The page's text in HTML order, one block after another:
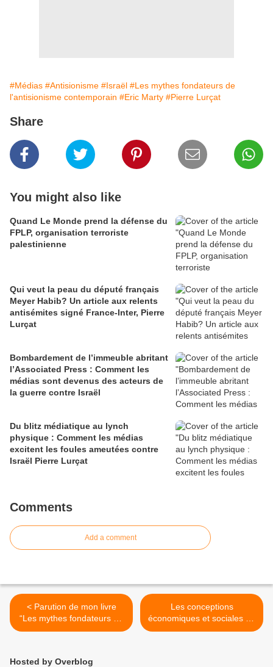
#Médias #Antisionisme #Israël #Les mythes fondateurs de
l'antisionisme contemporain #Eric Marty #Pierre Lurçat
Share
You might also like
Quand Le Monde prend la défense du
FPLP, organisation terroriste
palestinienne
Qui veut la peau du député français
Meyer Habib? Un article aux relents
antisémites signé France-Inter, Pierre
Lurçat
Bombardement de l’immeuble abritant
l’Associated Press : Comment les
médias sont devenus des acteurs de
la guerre contre Israël
Du blitz médiatique au lynch
physique : Comment les médias
excitent les foules ameutées contre
Israël Pierre Lurçat
Comments
Add a comment
< Parution de mon livre
“Les mythes fondateurs de
l’antisionisme
Les conceptions
économiques et sociales de
Jabotinsky >
Hosted by Overblog